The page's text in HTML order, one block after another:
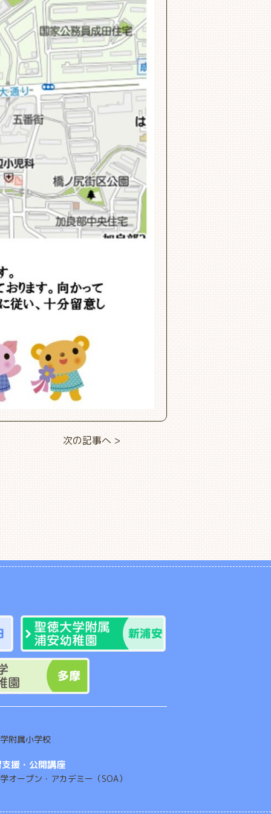
次の記事へ >
附属小学校
援・公開講座
オープン・アカデミー（SOA）